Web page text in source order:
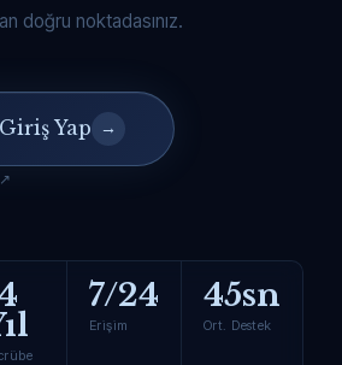
doğru noktadasınız.
Yap →
7/24
Erişim
45sn
Ort. Destek